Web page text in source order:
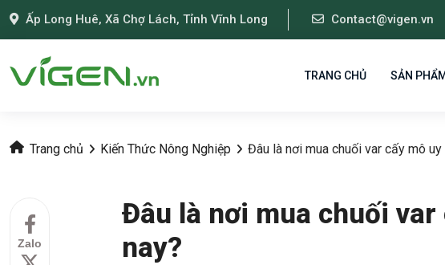
Ấp Long Huê, Xã Chợ Lách, Tỉnh Vĩnh Long Contact@vigen.vn
TRANG CHỦ SẢN PHẨM
Trang chủ Kiến Thức Nông Nghiệp Đâu là nơi mua chuối var cấy mô uy
Zalo
Đâu là nơi mua chuối
nay?